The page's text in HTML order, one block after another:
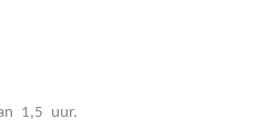
1,5 uur.